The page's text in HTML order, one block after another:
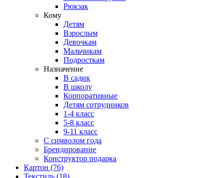
Рюкзак
Кому
Детям
Взрослым
Девочкам
Мальчикам
Подросткам
Назначение
В садик
В школу
Корпоративные
Детям сотрудников
1-4 класс
5-8 класс
9-11 класс
С символом года
Брендирование
Конструктор подарка
Картон (76)
Текстиль (18)